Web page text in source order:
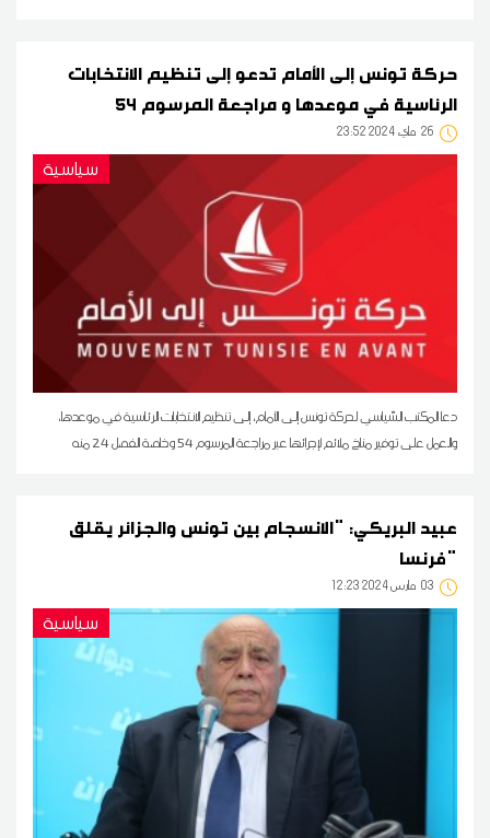
حركة تونس إلى الأمام تدعو إلى تنظيم الانتخابات
الرئاسية في موعدها و مراجعة المرسوم 54
26 23:52 2024 ماي
سياسية
دعا المكتب السّياسي لحركة تونس إلى الأمام، إلى تنظيم الانتخابات الرئاسية في موعدها،
والعمل على توفير مناخ ملائم لإجرائها عبر مراجعة المرسوم 54 وخاصة الفصل 24 منه
عبيد البريكي: "الانسجام بين تونس والجزائر يقلق
فرنسا"
03 12:23 2024 مارس
سياسية